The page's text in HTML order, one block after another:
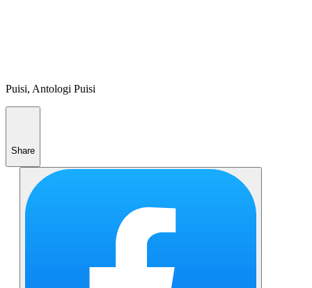
Puisi, Antologi Puisi
Share